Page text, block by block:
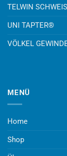
TELWIN
UNI TAPTER®
VÖLKEL
MENÜ
Home
Shop